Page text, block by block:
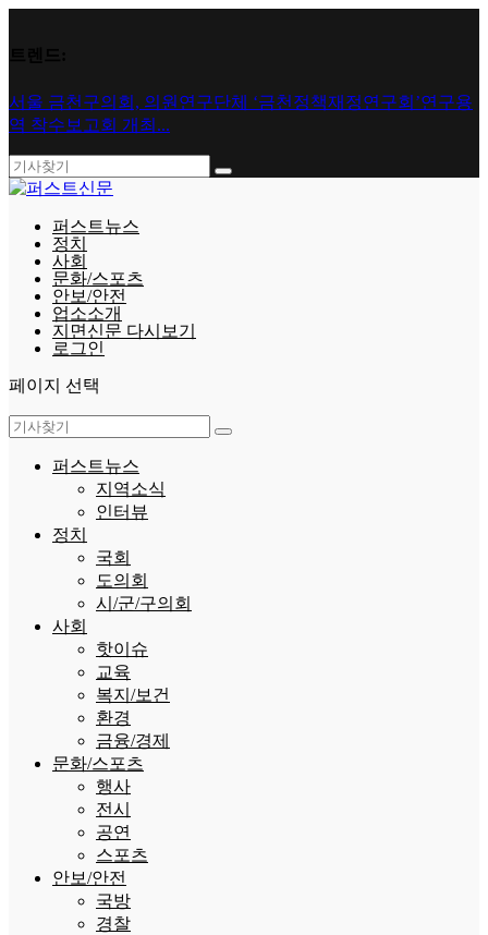
서울 금천구의회, 의원연구단체 ‘금천정책재정연구회’연구용
역 착수보고회 개최...
퍼스트뉴스
정치
사회
문화/스포츠
안보/안전
업소소개
지면신문 다시보기
로그인
페이지 선택
퍼스트뉴스
지역소식
인터뷰
정치
국회
도의회
시/군/구의회
사회
핫이슈
교육
복지/보건
환경
금융/경제
문화/스포츠
행사
전시
공연
스포츠
안보/안전
국방
경찰